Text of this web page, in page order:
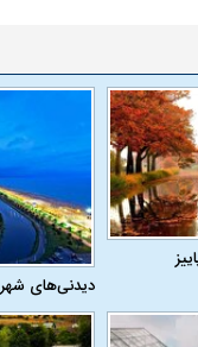
دیدنی‌های
باز
ببینید| پزشکیان:
معیشت و